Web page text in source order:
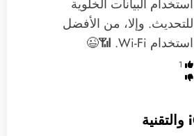
استخدام البيانات الخلوية
للتحديث. وإلا، من الأفضل
استخدام Wi-Fi. 📶😉
1